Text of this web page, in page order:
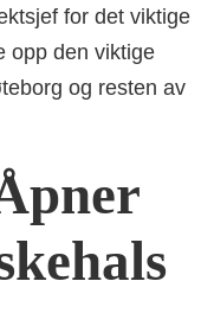
for det viktige
opp den viktige
og resten av